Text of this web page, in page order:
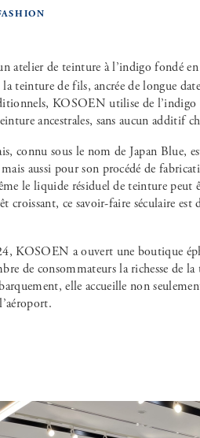
la teinture de fils, ancrée de longue
KOSOEN utilise de l’indigo
ancestrales, sans aucun additif
connu sous le nom de Japan Blue,
mais aussi pour son procédé de
le liquide résiduel de teinture
croissant, ce savoir-faire séculaire
KOSOEN a ouvert une boutique
de consommateurs la richesse de
elle accueille non